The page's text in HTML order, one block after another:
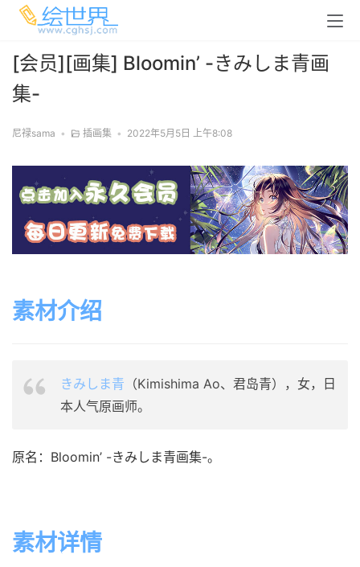
[会员][画集] Bloomin’ -きみしま青画
集-
尼禄sama • 插画集 • 2022年5月5日 上午8:08
素材介绍
きみしま青 （Kimishima Ao、君岛青），女，日
本人气原画师。
原名：Bloomin’ -きみしま青画集-。
素材详情